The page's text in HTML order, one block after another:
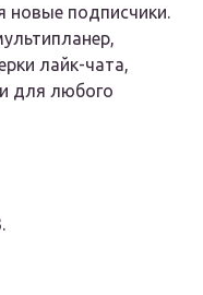
новые подписчики.
лайк-чата,
для любого